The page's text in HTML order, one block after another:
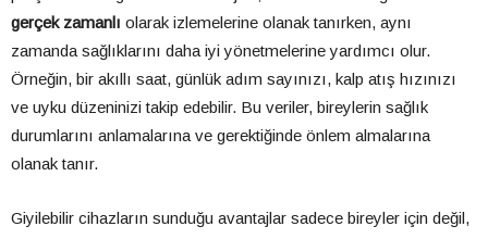
gerçek zamanlı olarak izlemelerine olanak tanırken, aynı
zamanda sağlıklarını daha iyi yönetmelerine yardımcı olur.
Örneğin, bir akıllı saat, günlük adım sayınızı, kalp atış hızınızı
ve uyku düzeninizi takip edebilir. Bu veriler, bireylerin sağlık
durumlarını anlamalarına ve gerektiğinde önlem almalarına
olanak tanır.
Giyilebilir cihazların sunduğu avantajlar sadece bireyler için değil,